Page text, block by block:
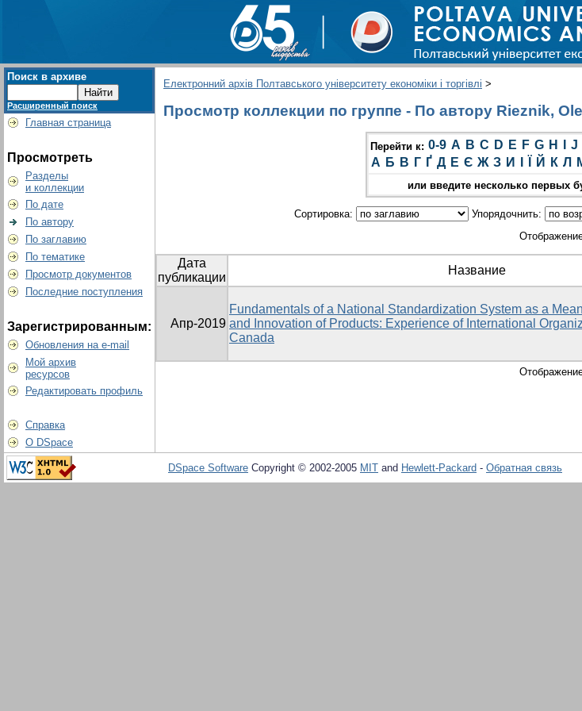
Поиск в архиве
Расширенный поиск
Главная страница
Просмотреть
Разделы
и коллекции
По дате
По автору
По заглавию
По тематике
Просмотр документов
Последние поступления
Зарегистрированным:
Обновления на e-mail
Мой архив
ресурсов
Редактировать профиль
Справка
О DSpace
Електронний архів Полтавського університету економіки і торгівлі >
Просмотр коллекции по группе - По автору Rieznik,
Перейти к: 0-9 A B C D E F G H J
А Б В Г Ґ Д Е Є Ж З И Й К Л
или введите несколько первых
Сортировка: Упорядочнить:
Дата
публикации
Название
Апр-2019
Fundamentals of a National Standardization System as a
and Innovation of Products: Experience of International
Canada
DSpace Software Copyright © 2002-2005 MIT and Hewlett-Packard - Обратная связь